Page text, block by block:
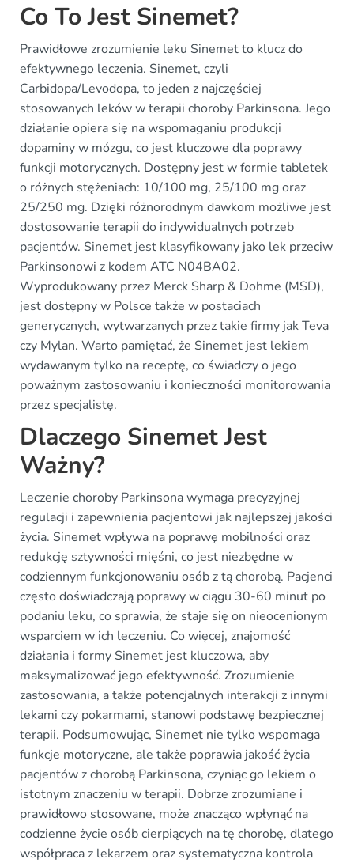
Co To Jest Sinemet?
Prawidłowe zrozumienie leku Sinemet to klucz do
efektywnego leczenia. Sinemet, czyli
Carbidopa/Levodopa, to jeden z najczęściej
stosowanych leków w terapii choroby Parkinsona. Jego
działanie opiera się na wspomaganiu produkcji
dopaminy w mózgu, co jest kluczowe dla poprawy
funkcji motorycznych. Dostępny jest w formie tabletek
o różnych stężeniach: 10/100 mg, 25/100 mg oraz
25/250 mg. Dzięki różnorodnym dawkom możliwe jest
dostosowanie terapii do indywidualnych potrzeb
pacjentów. Sinemet jest klasyfikowany jako lek przeciw
Parkinsonowi z kodem ATC N04BA02.
Wyprodukowany przez Merck Sharp & Dohme (MSD),
jest dostępny w Polsce także w postaciach
generycznych, wytwarzanych przez takie firmy jak Teva
czy Mylan. Warto pamiętać, że Sinemet jest lekiem
wydawanym tylko na receptę, co świadczy o jego
poważnym zastosowaniu i konieczności monitorowania
przez specjalistę.
Dlaczego Sinemet Jest
Ważny?
Leczenie choroby Parkinsona wymaga precyzyjnej
regulacji i zapewnienia pacjentowi jak najlepszej jakości
życia. Sinemet wpływa na poprawę mobilności oraz
redukcję sztywności mięśni, co jest niezbędne w
codziennym funkcjonowaniu osób z tą chorobą. Pacjenci
często doświadczają poprawy w ciągu 30-60 minut po
podaniu leku, co sprawia, że staje się on nieocenionym
wsparciem w ich leczeniu. Co więcej, znajomość
działania i formy Sinemet jest kluczowa, aby
maksymalizować jego efektywność. Zrozumienie
zastosowania, a także potencjalnych interakcji z innymi
lekami czy pokarmami, stanowi podstawę bezpiecznej
terapii. Podsumowując, Sinemet nie tylko wspomaga
funkcje motoryczne, ale także poprawia jakość życia
pacjentów z chorobą Parkinsona, czyniąc go lekiem o
istotnym znaczeniu w terapii. Dobrze zrozumiane i
prawidłowo stosowane, może znacząco wpłynąć na
codzienne życie osób cierpiących na tę chorobę, dlatego
współpraca z lekarzem oraz systematyczna kontrola